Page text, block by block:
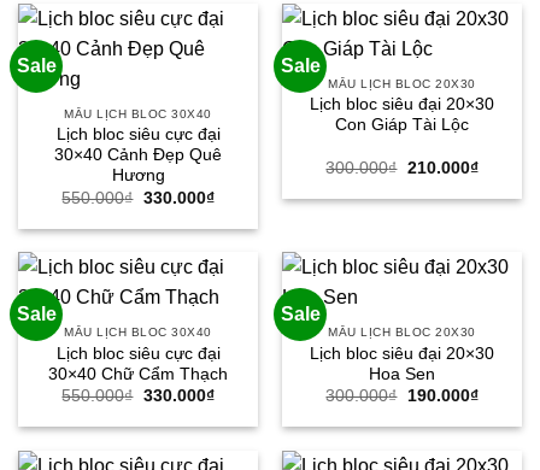
350.000₫.
Sale
MẪU LỊCH BLOC 30X40
Lịch bloc siêu cực đại
30×40 Cảnh Đẹp Quê
Hương
550.000₫ Giá
là:
330.000₫Giá
tại
330.000₫.
Sale
MẪU LỊCH BLOC 20X30
Lịch bloc siêu đại 20×30
Con Giáp Tài Lộc
300.000₫ Giá
là:
210.000₫Giá
tại
Sale
MẪU LỊCH BLOC 30X40
Lịch bloc siêu cực đại
30×40 Chữ Cẩm Thạch
550.000₫ Giá
là:
330.000₫Giá
tại
330.000₫.
Sale
MẪU LỊCH BLOC 20X30
Lịch bloc siêu đại 20×30
Hoa Sen
300.000₫
Giá
là:
190.000₫Giá
tại